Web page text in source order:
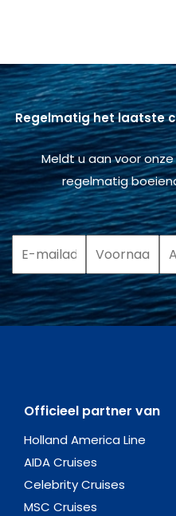
Regelmatig het laatste
Meldt u aan voor
regelmatig
Officieel partner van
Holland America Line
AIDA Cruises
Celebrity Cruises
MSC Cruises